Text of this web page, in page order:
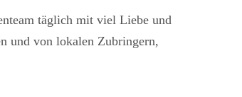
täglich mit viel Liebe und
und von lokalen Zubringern,